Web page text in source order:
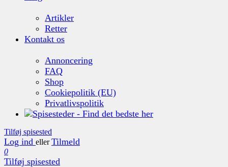
Artikler
Retter
Kontakt os
Annoncering
FAQ
Shop
Cookiepolitik (EU)
Privatlivspolitik
Tilføj spisested
Log ind eller Tilmeld
0
Tilføj spisested